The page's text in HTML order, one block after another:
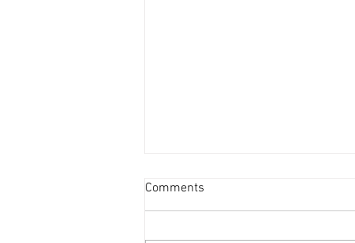
資產重估派Vs防守現金流派
Comments